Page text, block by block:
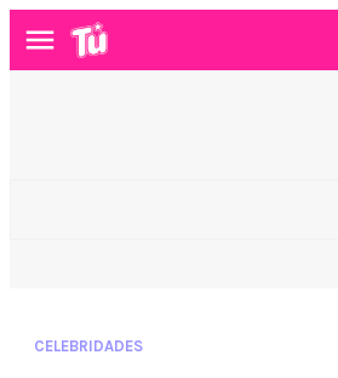
Menú
CELEBRIDADES